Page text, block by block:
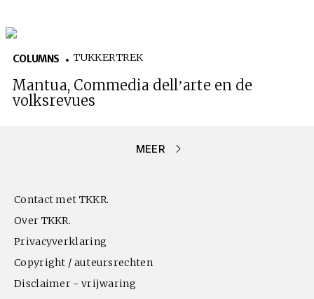
COLUMNS TUKKERTREK
Mantua, Commedia dell’arte en de
volksrevues
MEER
Contact met TKKR.
Over TKKR.
Privacyverklaring
Copyright / auteursrechten
Disclaimer - vrijwaring